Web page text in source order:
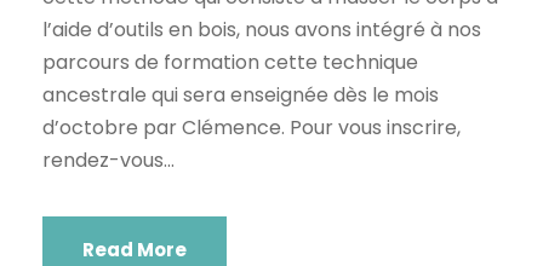
l’aide d’outils en bois, nous avons intégré à nos
parcours de formation cette technique
ancestrale qui sera enseignée dès le mois
d’octobre par Clémence. Pour vous inscrire,
rendez-vous...
Read More